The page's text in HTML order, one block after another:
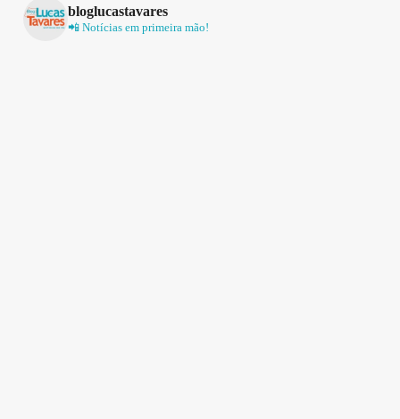
bloglucastavares
📲 Notícias em primeira mão!